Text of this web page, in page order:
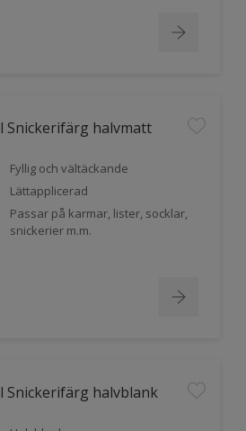
Snickerifärg halvmatt
Fyllig och vältäckande
Lättapplicerad
Passar på karmar, lister, socklar,
snickerier m.m.
Snickerifärg halvblank